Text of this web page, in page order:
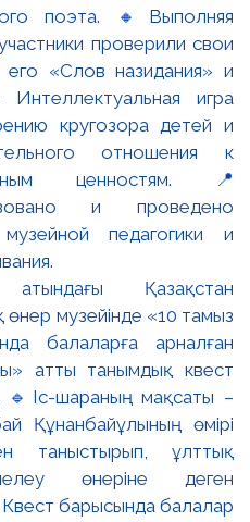
Қазақстан
музейінде «10 тамыз
балаларға арналған
атты танымдық квест
шараның мақсаты –
Құнанбайұлының өмірі
таныстырып, ұлттық
өнеріне деген
барысында балалар